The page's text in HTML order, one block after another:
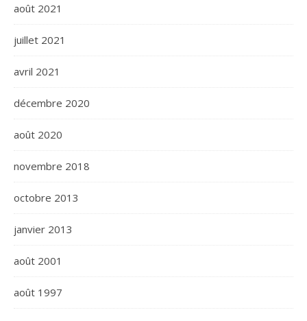
août 2021
juillet 2021
avril 2021
décembre 2020
août 2020
novembre 2018
octobre 2013
janvier 2013
août 2001
août 1997